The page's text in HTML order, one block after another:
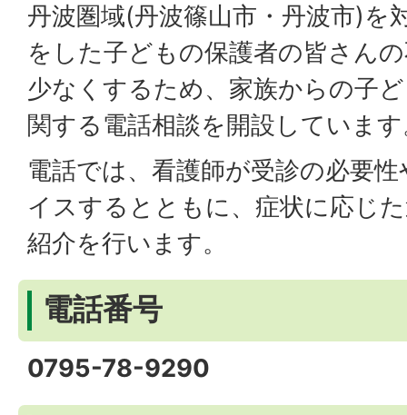
丹波圏域(丹波篠山市・丹波市)を
をした子どもの保護者の皆さん
少なくするため、家族からの子
関する電話相談を開設していま
電話では、看護師が受診の必要
イスするとともに、症状に応じ
紹介を行います。
電話番号
0795-78-9290